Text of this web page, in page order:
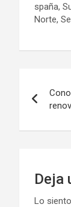
spaña,
Norte,
de
Deja
Lo